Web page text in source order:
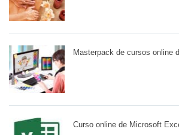
Masterpack de cursos online
Curso online de Microsoft